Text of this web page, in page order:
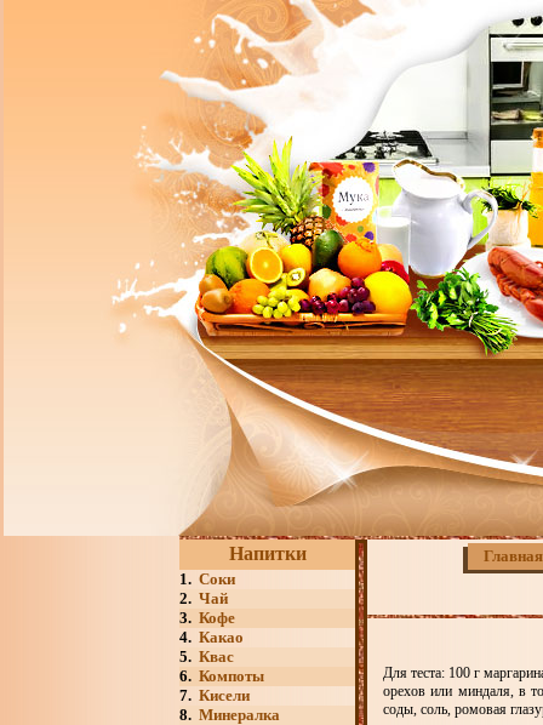
Напитки
1. Соки
2. Чай
3. Кофе
4. Какао
5. Квас
6. Компоты
7. Кисели
8. Минералка
Главная
Для теста: 100 г
орехов или миндаля, в
соды, соль, ромовая